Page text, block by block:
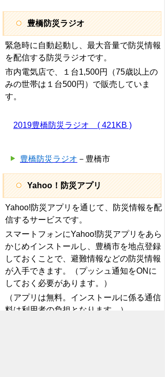
豊橋防災ラジオ
緊急時に自動起動し、最大音量で防災情報
を配信する防災ラジオです。
市内電気店で、１台1,500円（75歳以上の
みの世帯は１台500円）で販売していま
す。
2019豊橋防災ラジオ ( 421KB )
豊橋防災ラジオ －豊橋市
Yahoo！防災アプリ
Yahoo!防災アプリを通じて、防災情報を配
信するサービスです。
スマートフォンにYahoo!防災アプリをあら
かじめインストールし、豊橋市を地点登録
しておくことで、避難情報などの防災情報
が入手できます。（プッシュ通知をONに
しておく必要があります。）
（アプリは無料。インストールに係る通信
料は利用者の負担となります。）